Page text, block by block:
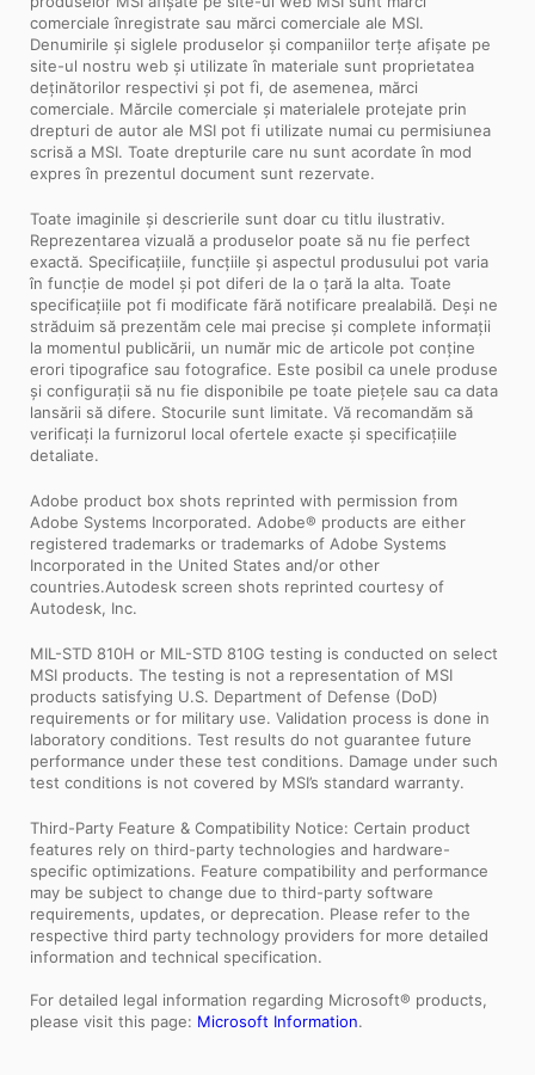
comerciale înregistrate sau mărci comerciale ale MSI.
Denumirile și siglele produselor și companiilor terțe afișate pe
site-ul nostru web și utilizate în materiale sunt proprietatea
deținătorilor respectivi și pot fi, de asemenea, mărci
comerciale. Mărcile comerciale și materialele protejate prin
drepturi de autor ale MSI pot fi utilizate numai cu permisiunea
scrisă a MSI. Toate drepturile care nu sunt acordate în mod
expres în prezentul document sunt rezervate.
Toate imaginile și descrierile sunt doar cu titlu ilustrativ.
Reprezentarea vizuală a produselor poate să nu fie perfect
exactă. Specificațiile, funcțiile și aspectul produsului pot varia
în funcție de model și pot diferi de la o țară la alta. Toate
specificațiile pot fi modificate fără notificare prealabilă. Deși ne
străduim să prezentăm cele mai precise și complete informații
la momentul publicării, un număr mic de articole pot conține
erori tipografice sau fotografice. Este posibil ca unele produse
și configurații să nu fie disponibile pe toate piețele sau ca data
lansării să difere. Stocurile sunt limitate. Vă recomandăm să
verificați la furnizorul local ofertele exacte și specificațiile
detaliate.
Adobe product box shots reprinted with permission from
Adobe Systems Incorporated. Adobe® products are either
registered trademarks or trademarks of Adobe Systems
Incorporated in the United States and/or other
countries.Autodesk screen shots reprinted courtesy of
Autodesk, Inc.
MIL-STD 810H or MIL-STD 810G testing is conducted on select
MSI products. The testing is not a representation of MSI
products satisfying U.S. Department of Defense (DoD)
requirements or for military use. Validation process is done in
laboratory conditions. Test results do not guarantee future
performance under these test conditions. Damage under such
test conditions is not covered by MSI’s standard warranty.
Third-Party Feature & Compatibility Notice: Certain product
features rely on third-party technologies and hardware-
specific optimizations. Feature compatibility and performance
may be subject to change due to third-party software
requirements, updates, or deprecation. Please refer to the
respective third party technology providers for more detailed
information and technical specification.
For detailed legal information regarding Microsoft® products,
please visit this page: Microsoft Information.